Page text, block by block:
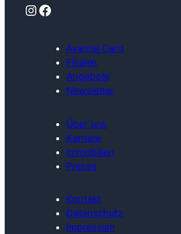
Instagram Facebook
Avantaj Card
Filialen
Angebote
Newsletter
Über uns
Karriere
Immobilien
Presse
Kontakt
Datenschutz
Impressum